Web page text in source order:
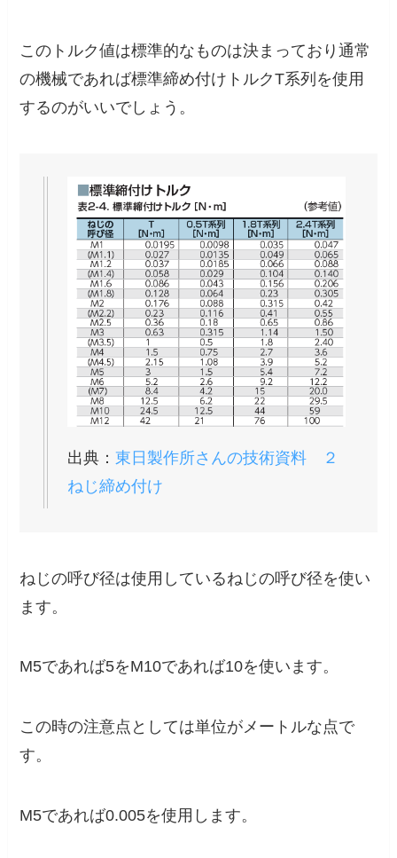
このトルク値は標準的なものは決まっており通常
の機械であれば標準締め付けトルクT系列 を使用
するのがいいでしょう。
出典：東日製作所さんの技術資料 ２
ねじ締め付け
ねじの呼び径は使用しているねじの呼び径を使い
ます。
M5であれば5をM10であれば10を使います。
この時の注意点としては単位がメートルな点で
す。
M5であれば0.005を使用します。